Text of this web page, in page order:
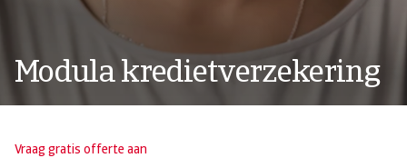
Modula kredietverzekering
Vraag gratis offerte aan